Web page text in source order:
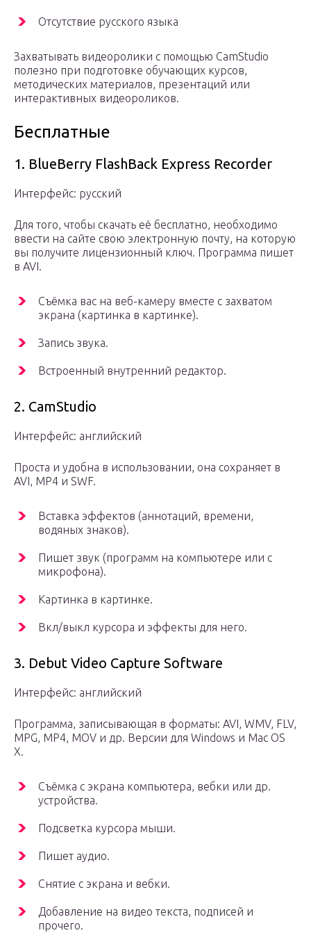
Отсутствие русского языка
Захватывать видеоролики с помощью CamStudio
полезно при подготовке обучающих курсов,
методических материалов, презентаций или
интерактивных видеороликов.
Бесплатные
1. BlueBerry FlashBack Express Recorder
Интерфейс: русский
Для того, чтобы скачать её бесплатно, необходимо
ввести на сайте свою электронную почту, на которую
вы получите лицензионный ключ. Программа пишет
в AVI.
Съёмка вас на веб-камеру вместе с захватом
экрана (картинка в картинке).
Запись звука.
Встроенный внутренний редактор.
2. CamStudio
Интерфейс: английский
Проста и удобна в использовании, она сохраняет в
AVI, MP4 и SWF.
Вставка эффектов (аннотаций, времени,
водяных знаков).
Пишет звук (программ на компьютере или с
микрофона).
Картинка в картинке.
Вкл/выкл курсора и эффекты для него.
3. Debut Video Capture Software
Интерфейс: английский
Программа, записывающая в форматы: AVI, WMV, FLV,
MPG, MP4, MOV и др. Версии для Windows и Mac OS
X.
Съёмка с экрана компьютера, вебки или др.
устройства.
Подсветка курсора мыши.
Пишет аудио.
Снятие с экрана и вебки.
Добавление на видео текста, подписей и
прочего.